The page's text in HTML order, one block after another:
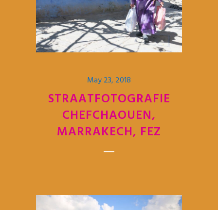
May 23, 2018
STRAATFOTOGRAFIE
CHEFCHAOUEN,
MARRAKECH, FEZ